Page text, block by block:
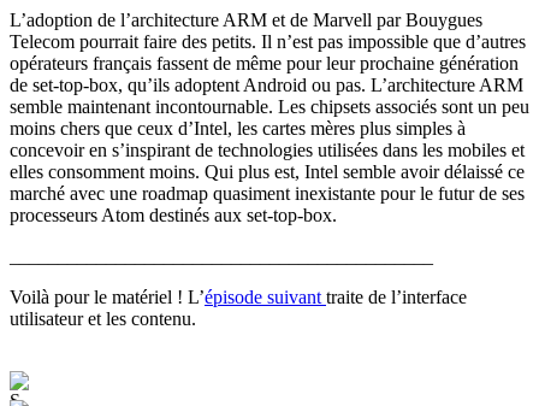
L’adoption de l’architecture ARM et de Marvell par Bouygues
Telecom pourrait faire des petits. Il n’est pas impossible que d’autres
opérateurs français fassent de même pour leur prochaine génération
de set-top-box, qu’ils adoptent Android ou pas. L’architecture ARM
semble maintenant incontournable. Les chipsets associés sont un peu
moins chers que ceux d’Intel, les cartes mères plus simples à
concevoir en s’inspirant de technologies utilisées dans les mobiles et
elles consomment moins. Qui plus est, Intel semble avoir délaissé ce
marché avec une roadmap quasiment inexistante pour le futur de ses
processeurs Atom destinés aux set-top-box.
Voilà pour le matériel ! L’épisode suivant traite de l’interface
utilisateur et les contenu.